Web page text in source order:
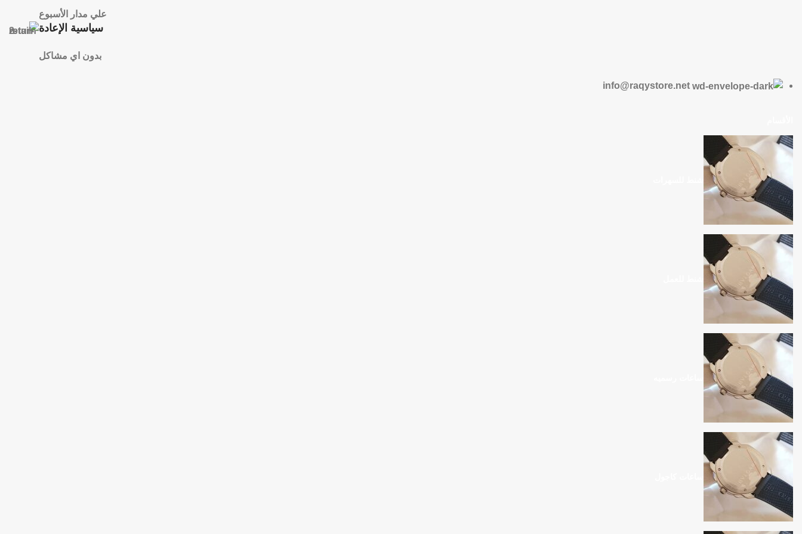
علي مدار الأسبوع
سياسية الإعادة
بدون اي مشاكل
info@raqystore.net